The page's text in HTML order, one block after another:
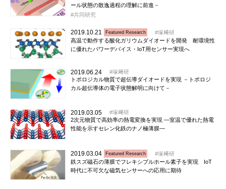
ール状態の散逸過程の理解に前進－
共同研究
2019.10.21 Featured Research
塚﨑研
高温で動作する酸化ガリウムダイオードを開発 耐環境性
に優れたパワーデバイス・IoT用センサー実現へ
2019.06.24
塚﨑研
トポロジカル物質で超伝導ダイオードを実現 －トポロジ
カル超伝導体の電子状態解明に向けて－
2019.03.05
塚﨑研
2次元物質で高効率の熱電変換を実現 ―室温で優れた熱電
性能を示すセレン化鉄のナノ極薄膜―
2019.03.04 Featured Research
塚﨑研
鉄スズ磁石の薄膜でフレキシブルホール素子を実現 IoT
時代に不可欠な磁気センサーへの応用に期待